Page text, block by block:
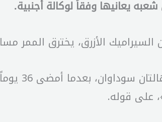
يعانيها وفقاً لوكالة أجنبية.
الأزرق، يخترق الممر
واستهجن
على قوله.